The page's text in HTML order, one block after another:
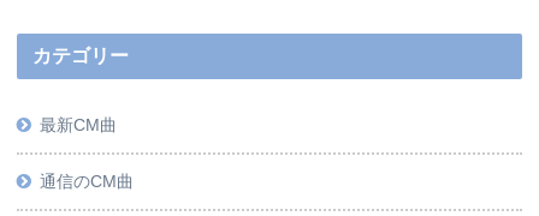
カテゴリー
最新CM曲
通信のCM曲